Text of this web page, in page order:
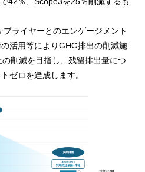
ライヤーとのエンゲージメント
活用等によりGHG排出の削減施
削減を目指し、残留排出量につ
ゼロを達成します。